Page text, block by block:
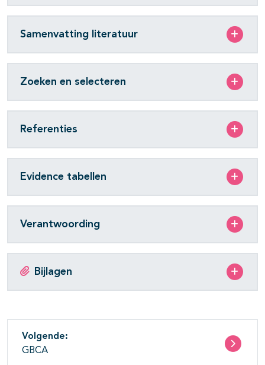
Samenvatting literatuur
Zoeken en selecteren
Referenties
Evidence tabellen
Verantwoording
Bijlagen
Volgende:
GBCA